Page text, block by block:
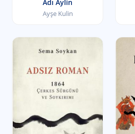
Adı Aylin
Ayşe Kulin